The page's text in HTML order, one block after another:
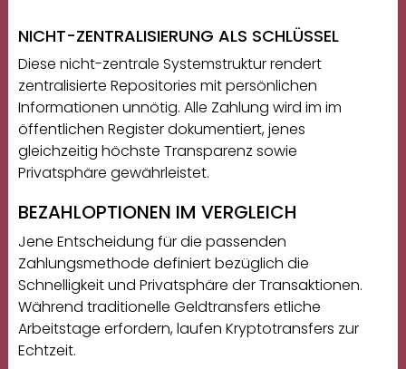
NICHT-ZENTRALISIERUNG ALS SCHLÜSSEL
Diese nicht-zentrale Systemstruktur rendert
zentralisierte Repositories mit persönlichen
Informationen unnötig. Alle Zahlung wird im im
öffentlichen Register dokumentiert, jenes
gleichzeitig höchste Transparenz sowie
Privatsphäre gewährleistet.
BEZAHLOPTIONEN IM VERGLEICH
Jene Entscheidung für die passenden
Zahlungsmethode definiert bezüglich die
Schnelligkeit und Privatsphäre der Transaktionen.
Während traditionelle Geldtransfers etliche
Arbeitstage erfordern, laufen Kryptotransfers zur
Echtzeit.